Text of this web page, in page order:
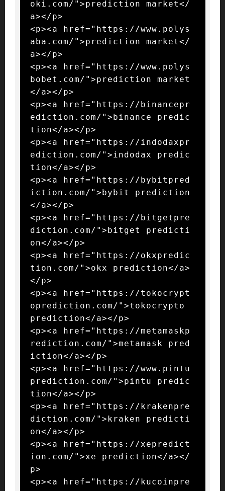
oki.com/">prediction market</
a></p>
<p><a href="https://www.polys
aba.com/">prediction market</
a></p>
<p><a href="https://www.polys
bobet.com/">prediction market
</a></p>
<p><a href="https://binancepr
ediction.com/">binance predic
tion</a></p>
<p><a href="https://indodaxpr
ediction.com/">indodax predic
tion</a></p>
<p><a href="https://bybitpred
iction.com/">bybit prediction
</a></p>
<p><a href="https://bitgetpre
diction.com/">bitget predicti
on</a></p>
<p><a href="https://okxpredic
tion.com/">okx prediction</a>
</p>
<p><a href="https://tokocrypt
oprediction.com/">tokocrypto
prediction</a></p>
<p><a href="https://metamaskp
rediction.com/">metamask pred
iction</a></p>
<p><a href="https://www.pintu
prediction.com/">pintu predic
tion</a></p>
<p><a href="https://krakenpre
diction.com/">kraken predicti
on</a></p>
<p><a href="https://xepredict
ion.com/">xe prediction</a></
p>
<p><a href="https://kucoinpre